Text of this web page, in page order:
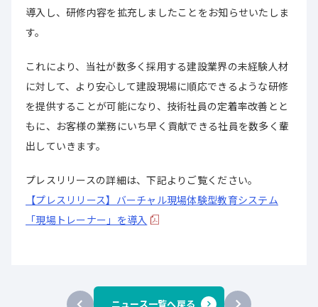
導入し、研修内容を拡充しましたことをお知らせいたしま
す。
これにより、当社が数多く採用する建設業界の未経験人材
に対して、より安心して建設現場に順応できるような研修
を提供することが可能になり、技術社員の定着率改善とと
もに、お客様の業務にいち早く貢献できる社員を数多く輩
出していきます。
プレスリリースの詳細は、下記よりご覧ください。
【プレスリリース】バーチャル現場体験型教育システム
「現場トレーナー」を導入
ニュース一覧へ戻る